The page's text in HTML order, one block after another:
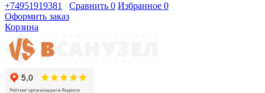
+74951919381
Сравнить 0 Избранное 0
Оформить заказ
Корзина